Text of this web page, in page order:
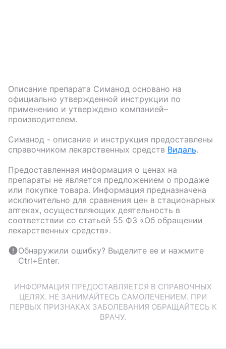
Описание препарата Симанод основано на
официально утвержденной инструкции по
применению и утверждено компанией–
производителем.
Симанод - описание и инструкция предоставлены
справочником лекарственных средств Видаль.
Предоставленная информация о ценах на
препараты не является предложением о продаже
или покупке товара. Информация предназначена
исключительно для сравнения цен в стационарных
аптеках, осуществляющих деятельность в
соответствии со статьей 55 ФЗ «Об обращении
лекарственных средств».
Обнаружили ошибку? Выделите ее и нажмите
Ctrl+Enter.
ИНФОРМАЦИЯ ПРЕДОСТАВЛЯЕТСЯ В СПРАВОЧНЫХ
ЦЕЛЯХ. НЕ ЗАНИМАЙТЕСЬ САМОЛЕЧЕНИЕМ. ПРИ
ПЕРВЫХ ПРИЗНАКАХ ЗАБОЛЕВАНИЯ ОБРАЩАЙТЕСЬ К
ВРАЧУ.